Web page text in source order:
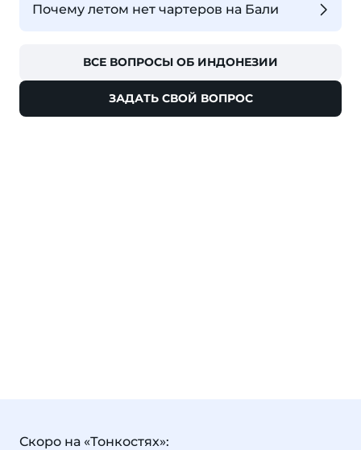
Почему летом нет чартеров на Бали
ВСЕ ВОПРОСЫ ОБ ИНДОНЕЗИИ
ЗАДАТЬ СВОЙ ВОПРОС
Скоро на «Тонкостях»: